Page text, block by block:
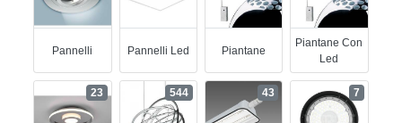
Pannelli Pannelli Led Piantane
Piantane Con
Led
23 544 43 7